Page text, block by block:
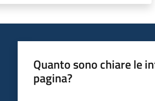
Quanto sono chiare le
pagina?